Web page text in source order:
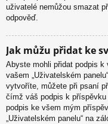
uživatelé nemůžou smazat
odpověď.
Jak můžu přidat ke
Abyste mohli přidat podpis
vašem „Uživatelském
vytvoříte, můžete při psaní
čímž váš podpis k
podpis ke všem mým
„Uživatelském panelu“ na